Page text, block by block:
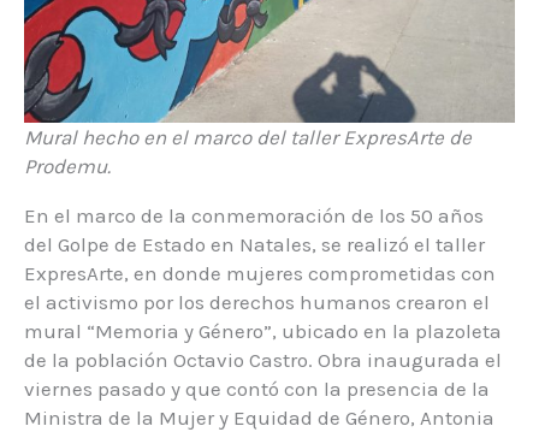
Mural hecho en el marco del taller ExpresArte de
Prodemu.
En el marco de la conmemoración de los 50 años
del Golpe de Estado en Natales, se realizó el taller
ExpresArte, en donde mujeres comprometidas con
el activismo por los derechos humanos crearon el
mural “Memoria y Género”, ubicado en la plazoleta
de la población Octavio Castro. Obra inaugurada el
viernes pasado y que contó con la presencia de la
Ministra de la Mujer y Equidad de Género, Antonia